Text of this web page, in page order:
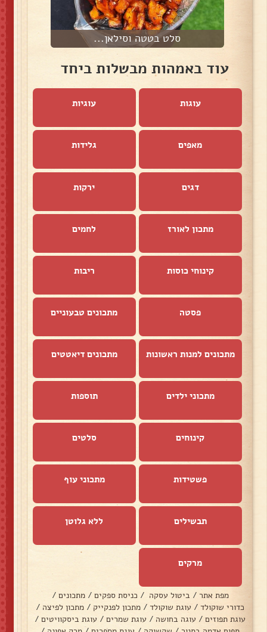
סלט בטטה וסילאן...
עוד באמהות מבשלות ביחד
עוגות עוגיות
מאפים גלידות
דגים ירקות
מתכון לאורז לחמים
קינוחי כוסות ריבות
פסטה מתכונים טבעוניים
מתכונים למנות ראשונות מתכונים דיאטטים
מתכוני ילדים תוספות
קינוחים סלטים
פשטידות מתכוני עוף
תבשילים ללא גלוטן
מרקים
מפת אתר / ביטול עסקה / כניסת ספקים / מתכונים /
כדורי שוקולד / עוגת שוקולד / מתכון לפנקייק / מתכון לפיצה /
עוגת תפוזים / עוגה בחושה / עוגת שמרים / עוגת ביסקוויטים /